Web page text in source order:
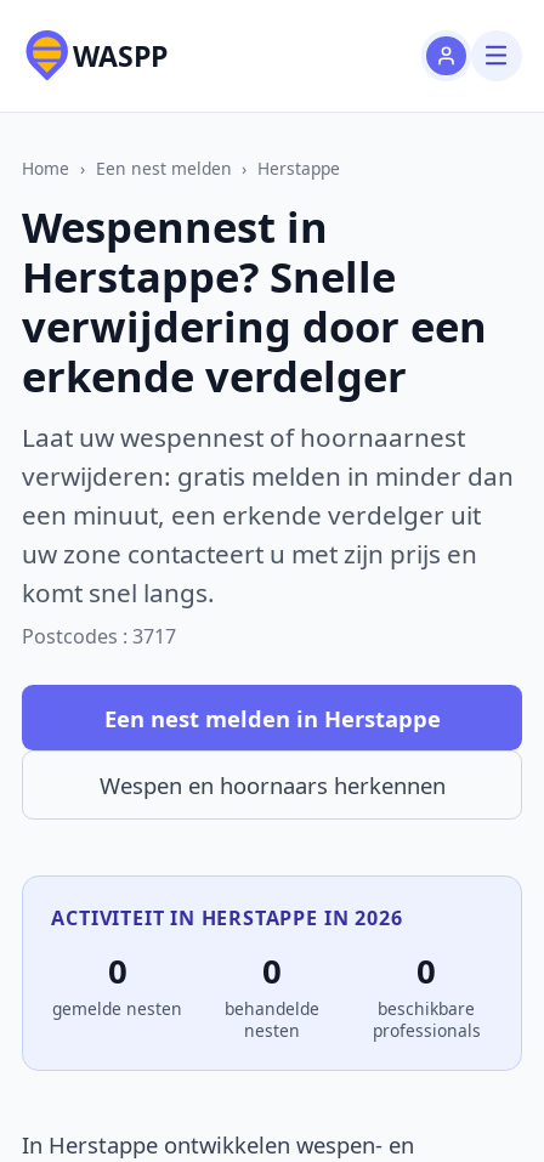
WASPP
Home › Een nest melden › Herstappe
Wespennest in
Herstappe? Snelle
verwijdering door een
erkende verdelger
Laat uw wespennest of hoornaarnest
verwijderen: gratis melden in minder dan
een minuut, een erkende verdelger uit
uw zone contacteert u met zijn prijs en
komt snel langs.
Postcodes : 3717
Een nest melden in Herstappe
Wespen en hoornaars herkennen
ACTIVITEIT IN HERSTAPPE IN 2026
0
gemelde nesten
0
behandelde
nesten
0
beschikbare
professionals
In Herstappe ontwikkelen wespen- en